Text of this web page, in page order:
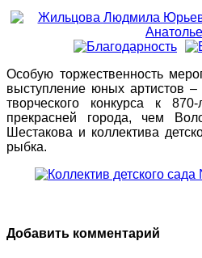
Особую торжественность
выступление юных артистов –
творческого конкурса к
прекрасней города, чем
Шестакова и коллектива
рыбка.
Добавить комментарий